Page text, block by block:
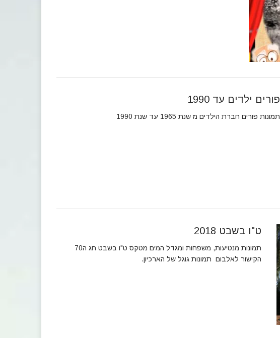
פורים ילדים עד 1990
תמונות פורים חברת הילדים מ שנת 1965 עד שנת 1990
ט"ו בשבט 2018
תמונות מנטיעות, משפחות ומגדל המים מטקס ט"ו בשבט חג ה70
הקישור לאלבום תמונות גוגל של הארכיון.